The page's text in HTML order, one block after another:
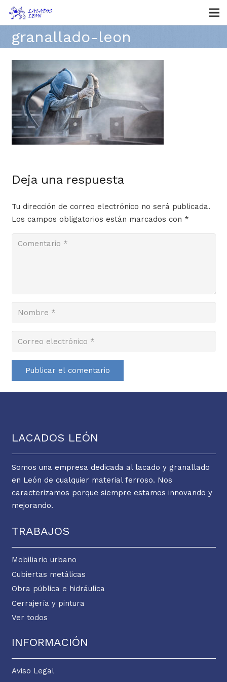
granallado-leon
Deja una respuesta
Tu dirección de correo electrónico no será publicada.
Los campos obligatorios están marcados con *
Publicar el comentario
LACADOS LEÓN
Somos una empresa dedicada al lacado y granallado
en León de cualquier material ferroso. Nos
caracterizamos porque siempre estamos innovando y
mejorando.
TRABAJOS
Mobiliario urbano
Cubiertas metálicas
Obra pública e hidráulica
Cerrajería y pintura
Ver todos
INFORMACIÓN
Aviso Legal